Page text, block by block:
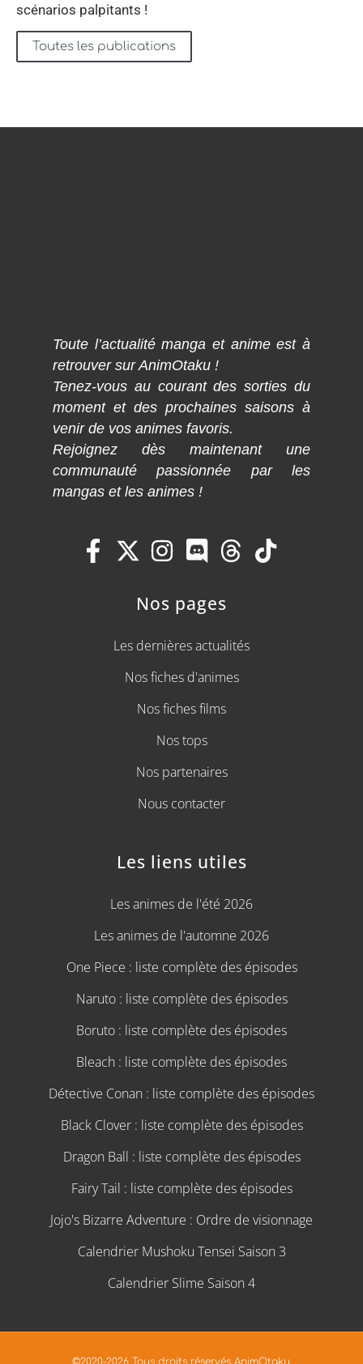
scénarios palpitants !
Toutes les publications
Toute l’actualité manga et anime est à
retrouver sur AnimOtaku !
Tenez-vous au courant des sorties du
moment et des prochaines saisons à
venir de vos animes favoris.
Rejoignez dès maintenant une
communauté passionnée par les
mangas et les animes !
Nos pages
Les dernières actualités
Nos fiches d'animes
Nos fiches films
Nos tops
Nos partenaires
Nous contacter
Les liens utiles
Les animes de l'été 2026
Les animes de l'automne 2026
One Piece : liste complète des épisodes
Naruto : liste complète des épisodes
Boruto : liste complète des épisodes
Bleach : liste complète des épisodes
Détective Conan : liste complète des épisodes
Black Clover : liste complète des épisodes
Dragon Ball : liste complète des épisodes
Fairy Tail : liste complète des épisodes
Jojo's Bizarre Adventure : Ordre de visionnage
Calendrier Mushoku Tensei Saison 3
Calendrier Slime Saison 4
©2020-2026 Tous droits réservés AnimOtaku.